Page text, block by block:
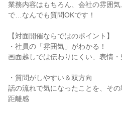
業務内容はもちろん、会社の雰囲
で…なんでも質問OKです！
【対面開催ならではのポイント】
・社員の「雰囲気」がわかる！
画面越しでは伝わりにくい、表情
・質問がしやすい＆双方向
話の流れで気になったことを、そ
距離感